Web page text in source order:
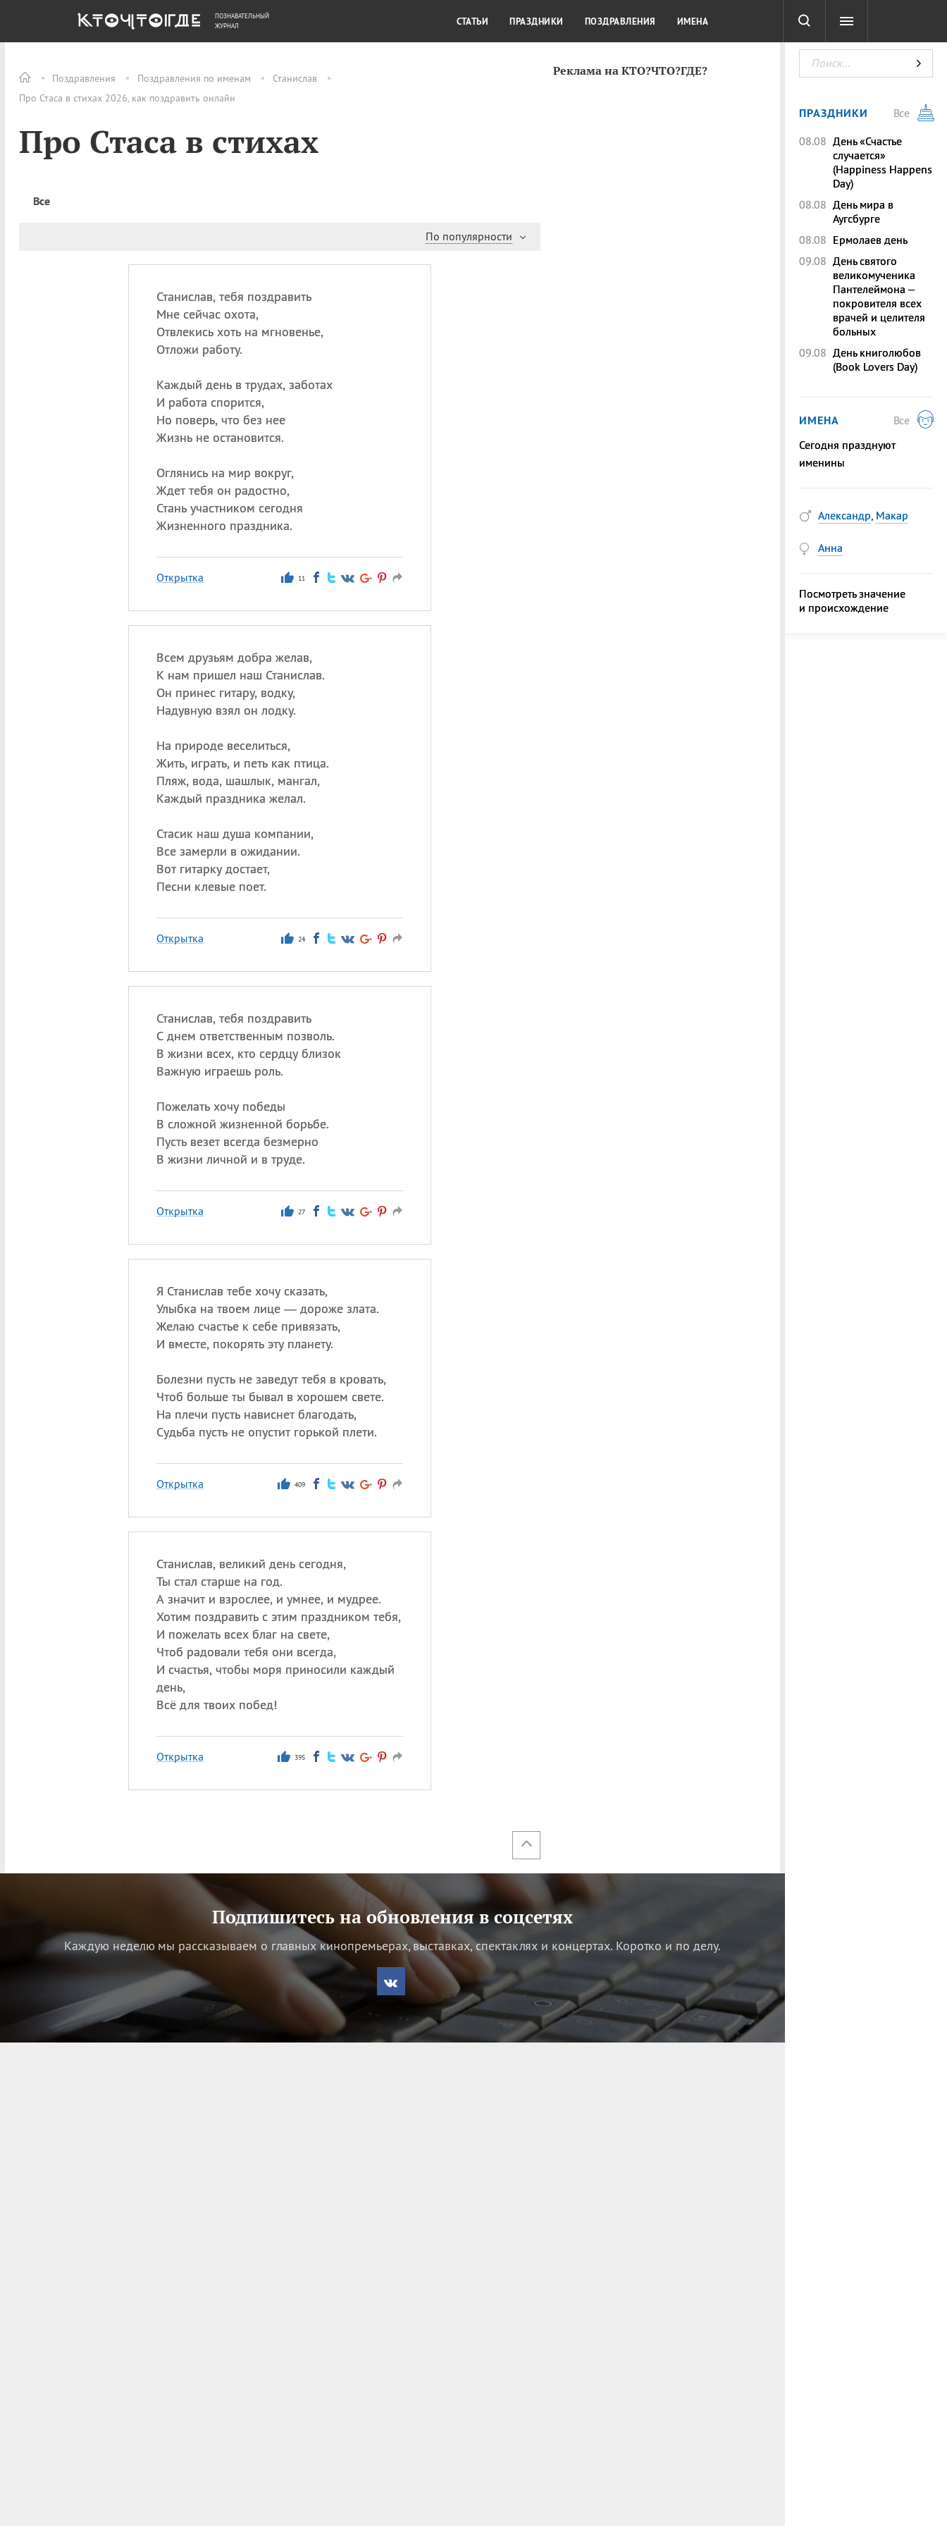
Поздравления Поздравления по именам
Станислав
Про Стаса в стихах 2026, как поздравить онлайн
Про Стаса в стихах
Все
По популярности
Станислав, тебя поздравить
Мне сейчас охота,
Отвлекись хоть на мгновенье,
Отложи работу.
Каждый день в трудах, заботах
И работа спорится,
Но поверь, что без нее
Жизнь не остановится.
Оглянись на мир вокруг,
Ждет тебя он радостно,
Стань участником сегодня
Жизненного праздника.
Открытка 11
Всем друзьям добра желав,
К нам пришел наш Станислав.
Он принес гитару, водку,
Надувную взял он лодку.
На природе веселиться,
Жить, играть, и петь как птица.
Пляж, вода, шашлык, мангал,
Каждый праздника желал.
Стасик наш душа компании,
Все замерли в ожидании.
Вот гитарку достает,
Песни клевые поет.
Открытка 24
Станислав, тебя поздравить
С днем ответственным позволь.
В жизни всех, кто сердцу близок
Важную играешь роль.
Пожелать хочу победы
В сложной жизненной борьбе.
Пусть везет всегда безмерно
В жизни личной и в труде.
Открытка 27
Я Станислав тебе хочу сказать,
Улыбка на твоем лице — дороже злата.
Желаю счастье к себе привязать,
И вместе, покорять эту планету.
Болезни пусть не заведут тебя в кровать,
Чтоб больше ты бывал в хорошем свете.
На плечи пусть нависнет благодать,
Судьба пусть не опустит горькой плети.
Открытка 409
Станислав, великий день сегодня,
Ты стал старше на год.
А значит и взрослее, и умнее, и мудрее.
Хотим поздравить с этим праздником тебя,
И пожелать всех благ на свете,
Чтоб радовали тебя они всегда,
И счастья, чтобы моря приносили каждый
день,
Всё для твоих побед!
Открытка 395
Реклама на КТО?ЧТО?ГДЕ?
Подпишитесь на обновления в соцсетях
Каждую неделю мы рассказываем о главных кинопремьерах, выставках, спектаклях и концертах. Коротко и по делу.
ОБЩЕСТВО ДЕНЬГИ КУЛЬТУРА КРАСОТА ТЕСТЫ
ПОЗНАВАТЕЛЬНЫЙ
ЖУРНАЛ
СТАТЬИ ПРАЗДНИКИ ПОЗДРАВЛЕНИЯ ИМЕНА
ПРАЗДНИКИ
Все
08.08 День «Счастье
случается»
(Happiness Happens
Day)
08.08 День мира в
Аугсбурге
08.08 Ермолаев день
09.08 День святого
великомученика
Пантелеймона –
покровителя всех
врачей и целителя
больных
09.08 День книголюбов
(Book Lovers Day)
ИМЕНА
Все
Сегодня празднуют
именины
Александр, Макар
Анна
Посмотреть значение
и происхождение